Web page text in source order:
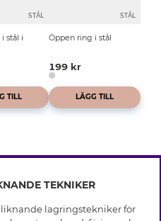
STÅL
stål i
TILL
STÅL
Öppen ring i stål
199 kr
LÄGG TILL
TEKNIKER
lagringstekniker för